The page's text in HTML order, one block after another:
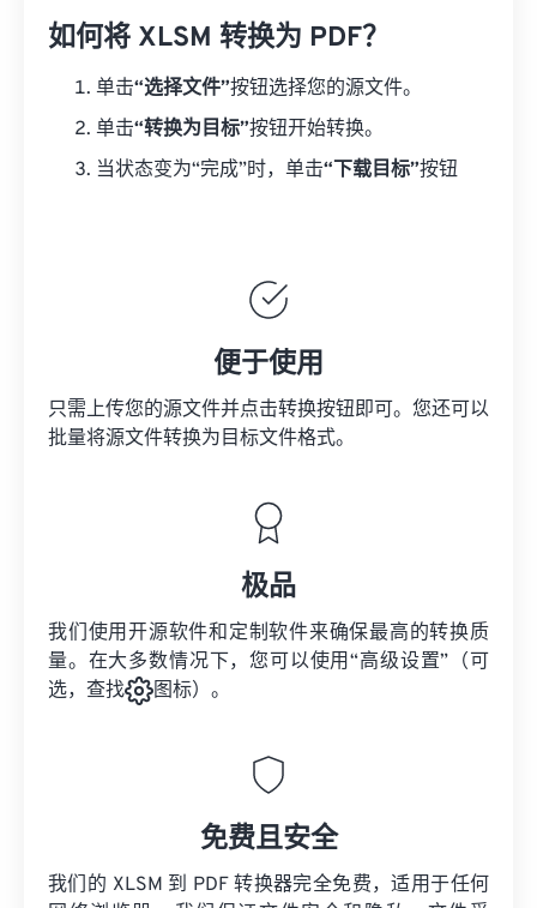
如何将 XLSM 转换为 PDF？
单击“选择文件”按钮选择您的源文件。
单击“转换为目标”按钮开始转换。
当状态变为“完成”时，单击“下载目标”按钮
便于使用
只需上传您的源文件并点击转换按钮即可。您还可以
批量将源文件转换为目标文件格式。
极品
我们使用开源软件和定制软件来确保最高的转换质
量。在大多数情况下，您可以使用“高级设置”（可
选，查找
图标）。
免费且安全
我们的 XLSM 到 PDF 转换器完全免费，适用于任何